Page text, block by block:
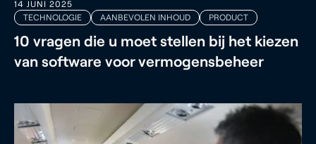
14 JUNI 2025
TECHNOLOGIE
AANBEVOLEN INHOUD PRODUCT
10 vragen die u moet stellen bij het kiezen
van software voor vermogensbeheer